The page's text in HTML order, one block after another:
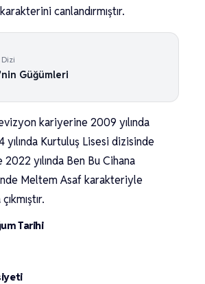
canlandırmıştır.
Dizi
Güğümleri
kariyerine 2009 yılında
yılında Kurtuluş Lisesi dizisinde
yılında Ben Bu Cihana
Meltem Asaf karakteriyle
Tarihi